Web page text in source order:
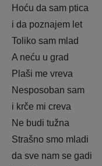
Hoću da sam ptica
i da poznajem let
Toliko sam mlad
A neću u grad
Plaši me vreva
Nesposoban sam
i krče mi creva
Ne budi tužna
Strašno smo mladi
da sve nam se gadi